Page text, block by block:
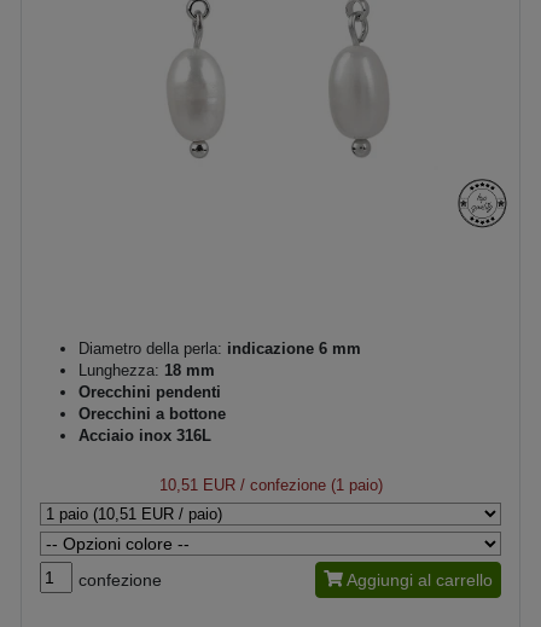
Diametro della perla: indicazione 6 mm
Lunghezza: 18 mm
Orecchini pendenti
Orecchini a bottone
Acciaio inox 316L
10,51 EUR/ confezione (1 paio)
confezione Aggiungi al carrello